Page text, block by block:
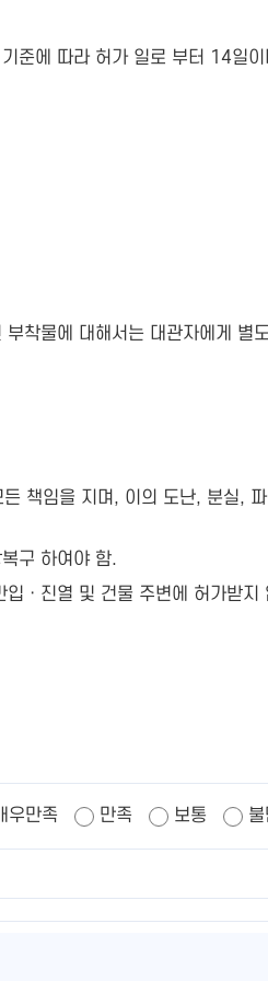
준에 따라 허가 일로 부터 14일
착물에 대해서는 대관자에게 별
책임을 지며, 이의 도난, 분실,
구 하여야 함.
ㆍ진열 및 건물 주변에 허가받지
우만족 만족 보통